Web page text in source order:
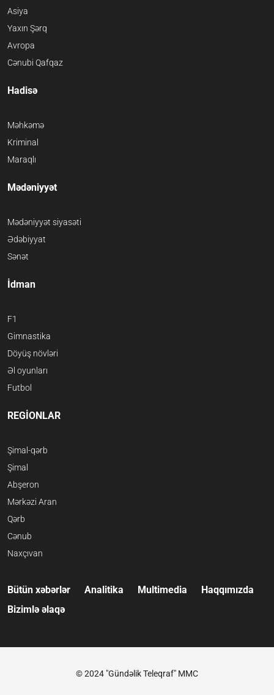
Asiya
Yaxın Şərq
Avropa
Cənubi Qafqaz
Hadisə
Məhkəmə
Kriminal
Maraqlı
Mədəniyyət
Mədəniyyət siyasəti
Ədəbiyyat
Sənət
İdman
F1
Gimnastika
Döyüş növləri
Əl oyunları
Futbol
REGİONLAR
Şimal-qərb
Şimal
Abşeron
Mərkəzi Aran
Qərb
Cənub
Naxçıvan
Bütün xəbərlər Analitika Multimedia
Haqqımızda
Bizimlə əlaqə
© 2024 "Gündəlik Teleqraf" MMC